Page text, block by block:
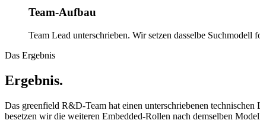
Team-Aufbau
Team Lead unterschrieben. Wir setzen dasselbe
Das Ergebnis
Ergebnis.
Das greenfield R&D-Team hat einen unterschriebenen
besetzen wir die weiteren Embedded-Rollen nach demselben